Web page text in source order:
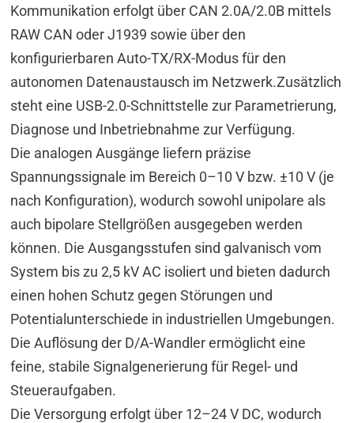
Kommunikation erfolgt über CAN 2.0A/2.0B mittels
RAW CAN oder J1939 sowie über den
konfigurierbaren Auto-TX/RX-Modus für den
autonomen Datenaustausch im Netzwerk.Zusätzlich
steht eine USB-2.0-Schnittstelle zur Parametrierung,
Diagnose und Inbetriebnahme zur Verfügung.
Die analogen Ausgänge liefern präzise
Spannungssignale im Bereich 0–10 V bzw. ±10 V (je
nach Konfiguration), wodurch sowohl unipolare als
auch bipolare Stellgrößen ausgegeben werden
können. Die Ausgangsstufen sind galvanisch vom
System bis zu 2,5 kV AC isoliert und bieten dadurch
einen hohen Schutz gegen Störungen und
Potentialunterschiede in industriellen Umgebungen.
Die Auflösung der D/A-Wandler ermöglicht eine
feine, stabile Signalgenerierung für Regel- und
Steueraufgaben.
Die Versorgung erfolgt über 12–24 V DC, wodurch